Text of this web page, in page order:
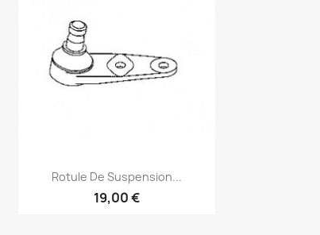
Aperçu rapide
Rotule De Suspension...
19,00 €